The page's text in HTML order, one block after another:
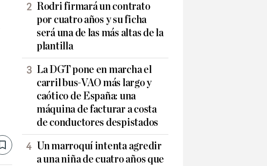
Save
Rodri firmará un contrato
por cuatro años y su ficha
será una de las más altas de la
plantilla
La DGT pone en marcha el
carril bus-VAO más largo y
caótico de España: una
máquina de facturar a costa
de conductores despistados
Un marroquí intenta agredir
a una niña de cuatro años que